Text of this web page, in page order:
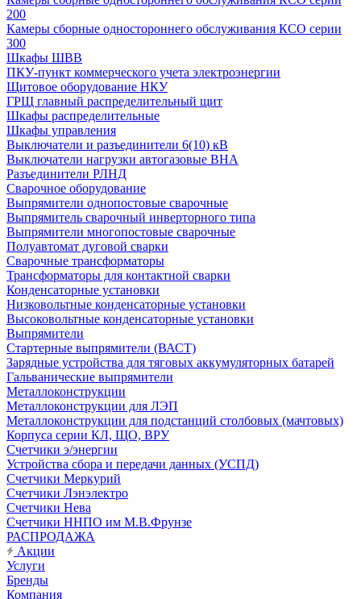
200
Камеры сборные одностороннего обслуживания КСО серии
300
Шкафы ШВВ
ПКУ-пункт коммерческого учета электроэнергии
Щитовое оборудование НКУ
ГРЩ главный распределительный щит
Шкафы распределительные
Шкафы управления
Выключатели и разъединители 6(10) кВ
Выключатели нагрузки автогазовые ВНА
Разъединители РЛНД
Сварочное оборудование
Выпрямители однопостовые сварочные
Выпрямитель сварочный инверторного типа
Выпрямители многопостовые сварочные
Полуавтомат дуговой сварки
Сварочные трансформаторы
Трансформаторы для контактной сварки
Конденсаторные установки
Низковольтные конденсаторные установки
Высоковольтные конденсаторные установки
Выпрямители
Стартерные выпрямители (ВАСТ)
Зарядные устройства для тяговых аккумуляторных батарей
Гальванические выпрямители
Металлоконструкции
Металлоконструкции для ЛЭП
Металлоконструкции для подстанций столбовых (мачтовых)
Корпуса серии КЛ, ЩО, ВРУ
Счетчики э/энергии
Устройства сбора и передачи данных (УСПД)
Счетчики Меркурий
Счетчики Лэнэлектро
Счетчики Нева
Счетчики ННПО им М.В.Фрунзе
РАСПРОДАЖА
Акции
Услуги
Бренды
Компания